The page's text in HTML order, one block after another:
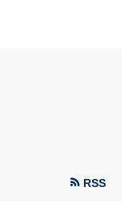
RSS